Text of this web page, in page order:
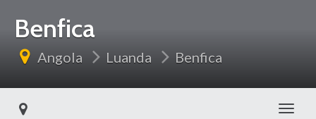
Benfica
Angola Luanda Benfica